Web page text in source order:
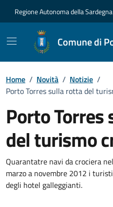
Regione Autonoma della Sardegna
Comune di
Home / Novità / Notizie /
Porto Torres sulla rotta del
Porto
del turismo
Dettagli della
Quarantatre navi da crociera
marzo a novembre 2012 i
degli hotel galleggianti.